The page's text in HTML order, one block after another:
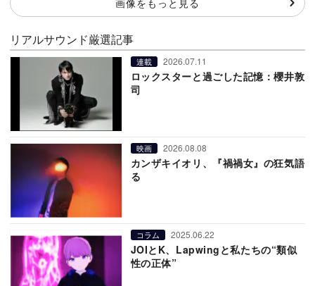
リアルサウンド厳選記事
連載 2026.07.11
ロックスターと過ごした記憶：櫻井敦
司
映画 2026.08.08
カンザキイオリ、『禍禍女』の狂気語
る
コラム 2025.06.22
JOIとK、Lapwingと私たちの“類似
性の正体”